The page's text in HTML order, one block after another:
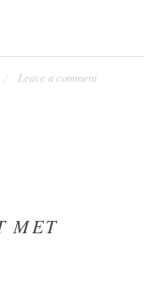
Leave a comment
MET